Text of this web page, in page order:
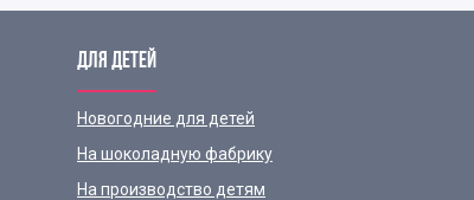
ДЛЯ ДЕТЕЙ
Новогодние для детей
На шоколадную фабрику
На производство детям